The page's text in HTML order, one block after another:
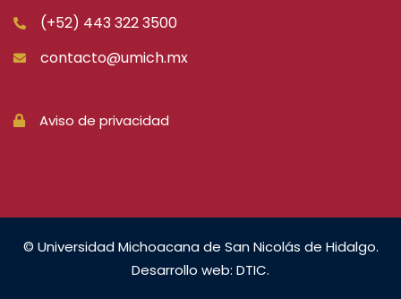
(+52) 443 322 3500
contacto@umich.mx
Aviso de privacidad
© Universidad Michoacana de San Nicolás de Hidalgo.
Desarrollo web: DTIC.